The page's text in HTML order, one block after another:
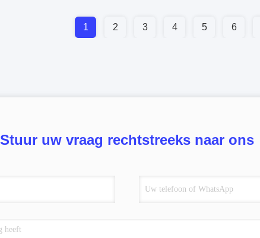
1 2 3 4 5 6
Stuur uw vraag rechtstreeks naar ons